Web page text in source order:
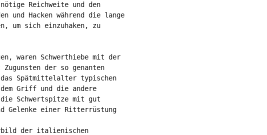
Reichweite und den
und Hacken während die lange
um sich einzuhaken, zu
waren Schwerthiebe mit der
der so genanten
Spätmittelalter typischen
Griff und die andere
Schwertspitze mit gut
Gelenke einer Ritterrüstung
der italienischen